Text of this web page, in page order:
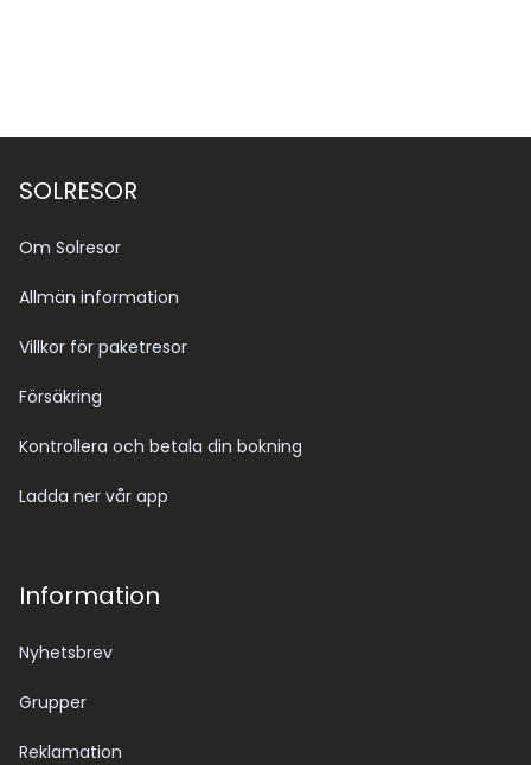
SOLRESOR
Om Solresor
Allmän information
Villkor för paketresor
Försäkring
Kontrollera och betala din bokning
Ladda ner vår app
Information
Nyhetsbrev
Grupper
Reklamation